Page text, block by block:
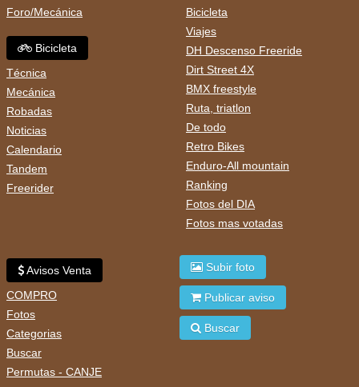
Foro/Mecánica
Bicicleta
Técnica
Mecánica
Robadas
Noticias
Calendario
Tandem
Freerider
Bicicleta
Viajes
DH Descenso Freeride
Dirt Street 4X
BMX freestyle
Ruta, triatlon
De todo
Retro Bikes
Enduro-All mountain
Ranking
Fotos del DIA
Fotos mas votadas
Avisos Venta
COMPRO
Fotos
Categorias
Buscar
Permutas - CANJE
Subir foto
Publicar aviso
Buscar